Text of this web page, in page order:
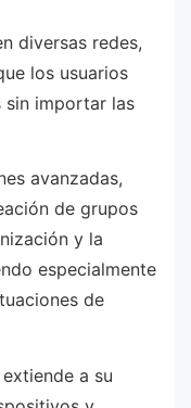
diversas redes,
los usuarios
sin importar las
avanzadas,
de grupos
y la
especialmente
de
a su